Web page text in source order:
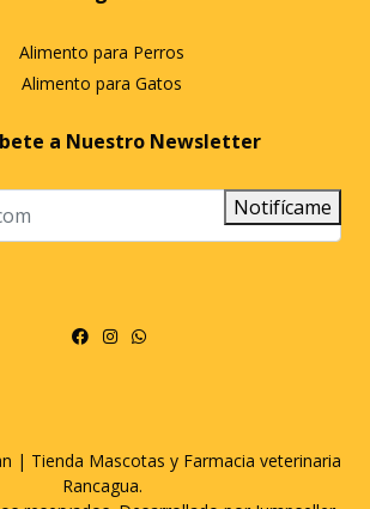
Alimento para Perros
Alimento para Gatos
a Nuestro Newsletter
Notifícame
| Tienda Mascotas y Farmacia veterinaria
Rancagua.